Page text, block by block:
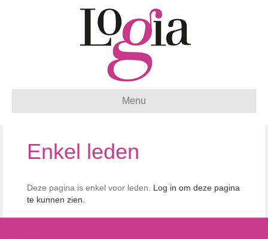
Menu
Enkel leden
Deze pagina is enkel voor leden. Log in om deze pagina
te kunnen zien.